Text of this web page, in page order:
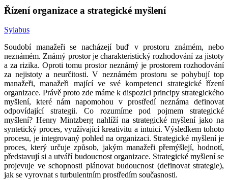
Řízení organizace a strategické myšlení
Sylabus
Soudobí manažeři se nacházejí buď v prostoru známém, nebo
neznámém. Známý prostor je charakteristický rozhodování za jistoty
a za rizika. Oproti tomu prostor neznámý je prostorem rozhodování
za nejistoty a neurčitosti. V neznámém prostoru se pohybují top
manažeři, manažeři mající ve své kompetenci strategické řízení
organizace. Právě proto zde máme k dispozici principy strategického
myšlení, které nám napomohou v prostředí neznáma definovat
odpovídající strategii. Co rozumíme pod pojmem strategické
myšlení? Henry Mintzberg nahlíží na strategické myšlení jako na
syntetický proces, využívající kreativitu a intuici. Výsledkem tohoto
procesu, je integrovaný pohled na organizaci. Strategické myšlení je
proces, který určuje způsob, jakým manažeři přemýšlejí, hodnotí,
představují si a utváří budoucnost organizace. Strategické myšlení se
projevuje ve schopnosti plánovat budoucnost (definovat strategie),
jak se vyrovnat s turbulentním prostředím současnosti.